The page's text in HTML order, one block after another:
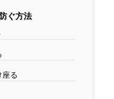
ぐ方法
座る